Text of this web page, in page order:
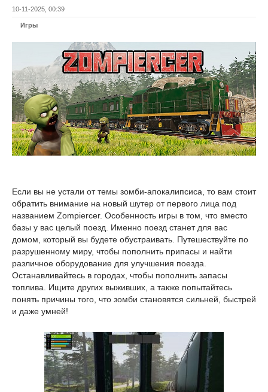
10-11-2025, 00:39
Игры
Если вы не устали от темы зомби-апокалипсиса, то вам стоит
обратить внимание на новый шутер от первого лица под
названием Zompiercer. Особенность игры в том, что вместо
базы у вас целый поезд. Именно поезд станет для вас
домом, который вы будете обустраивать. Путешествуйте по
разрушенному миру, чтобы пополнить припасы и найти
различное оборудование для улучшения поезда.
Останавливайтесь в городах, чтобы пополнить запасы
топлива. Ищите других выживших, а также попытайтесь
понять причины того, что зомби становятся сильней, быстрей
и даже умней!